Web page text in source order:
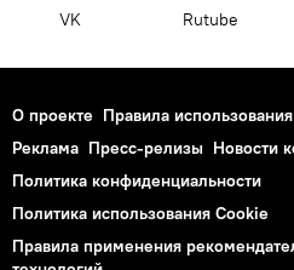
VK Rutube
О проекте Правила использования
Реклама Пресс-релизы Новости
Политика конфиденциальности
Политика использования Cookie
Правила применения